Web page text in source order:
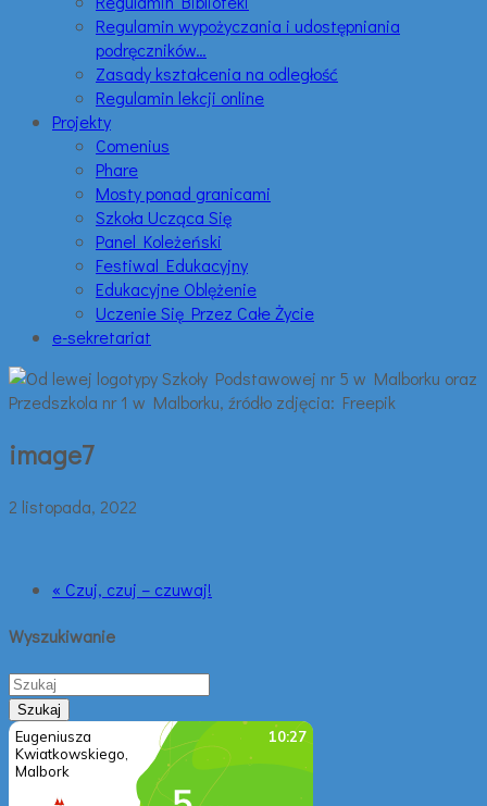
Regulamin wypożyczania i udostępniania
podręczników…
Zasady kształcenia na odległość
Regulamin lekcji online
Projekty
Comenius
Phare
Mosty ponad granicami
Szkoła Ucząca Się
Panel Koleżeński
Festiwal Edukacyjny
Edukacyjne Oblężenie
Uczenie Się Przez Całe Życie
e-sekretariat
image7
2 listopada, 2022
« Czuj, czuj – czuwaj!
Wyszukiwanie